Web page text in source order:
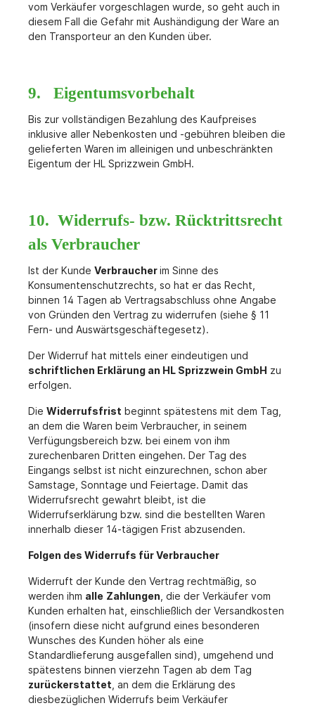
vom Verkäufer vorgeschlagen wurde, so geht auch in
diesem Fall die Gefahr mit Aushändigung der Ware an
den Transporteur an den Kunden über.
9. Eigentumsvorbehalt
Bis zur vollständigen Bezahlung des Kaufpreises
inklusive aller Nebenkosten und -gebühren bleiben die
gelieferten Waren im alleinigen und unbeschränkten
Eigentum der HL Sprizzwein GmbH.
10. Widerrufs- bzw. Rücktrittsrecht
als Verbraucher
Ist der Kunde Verbraucherim Sinne des
Konsumentenschutzrechts, so hat er das Recht,
binnen 14 Tagen ab Vertragsabschluss ohne Angabe
von Gründen den Vertrag zu widerrufen (siehe § 11
Fern- und Auswärtsgeschäftegesetz).
Der Widerruf hat mittels einer eindeutigen und
schriftlichen Erklärung an HL Sprizzwein GmbH zu
erfolgen.
Die Widerrufsfrist beginnt spätestens mit dem Tag,
an dem die Waren beim Verbraucher, in seinem
Verfügungsbereich bzw. bei einem von ihm
zurechenbaren Dritten eingehen. Der Tag des
Eingangs selbst ist nicht einzurechnen, schon aber
Samstage, Sonntage und Feiertage. Damit das
Widerrufsrecht gewahrt bleibt, ist die
Widerrufserklärung bzw. sind die bestellten Waren
innerhalb dieser 14-tägigen Frist abzusenden.
Folgen des Widerrufs für Verbraucher
Widerruft der Kunde den Vertrag rechtmäßig, so
werden ihm alle Zahlungen , die der Verkäufer vom
Kunden erhalten hat, einschließlich der Versandkosten
(insofern diese nicht aufgrund eines besonderen
Wunsches des Kunden höher als eine
Standardlieferung ausgefallen sind), umgehend und
spätestens binnen vierzehn Tagen ab dem Tag
zurückerstattet , an dem die Erklärung des
diesbezüglichen Widerrufs beim Verkäufer